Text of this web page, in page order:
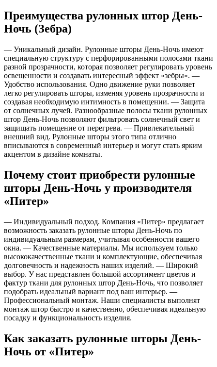
Преимущества рулонных штор День-
Ночь (Зебра)
— Уникальный дизайн. Рулонные шторы День-Ночь имеют
специальную структуру с перфорированными полосами ткани
разной прозрачности, которая позволяет регулировать уровень
освещенности и создавать интересный эффект «зебры». —
Удобство использования. Одно движение руки позволяет
легко регулировать шторы, изменяя уровень прозрачности и
создавая необходимую интимность в помещении. — Защита
от солнечных лучей. Разнообразные полосы ткани рулонных
штор День-Ночь позволяют фильтровать солнечный свет и
защищать помещение от перегрева. — Привлекательный
внешний вид. Рулонные шторы этого типа отлично
вписываются в современный интерьер и могут стать ярким
акцентом в дизайне комнаты.
Почему стоит приобрести рулонные
шторы День-Ночь у производителя
«Питер»
— Индивидуальный подход. Компания «Питер» предлагает
возможность заказать рулонные шторы День-Ночь по
индивидуальным размерам, учитывая особенности вашего
окна. — Качественные материалы. Мы используем только
высококачественные ткани и комплектующие, обеспечивая
долговечность и надежность наших изделий. — Широкий
выбор. У нас представлен большой ассортимент цветов и
фактур ткани для рулонных штор День-Ночь, что позволяет
подобрать идеальный вариант под ваш интерьер. —
Профессиональный монтаж. Наши специалисты выполнят
монтаж штор быстро и качественно, обеспечивая идеальную
посадку и функциональность изделия.
Как заказать рулонные шторы День-
Ночь от «Питер»